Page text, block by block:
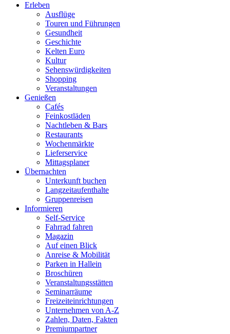
Erleben
Ausflüge
Touren und Führungen
Gesundheit
Geschichte
Kelten Euro
Kultur
Sehenswürdigkeiten
Shopping
Veranstaltungen
Genießen
Cafés
Feinkostläden
Nachtleben & Bars
Restaurants
Wochenmärkte
Lieferservice
Mittagsplaner
Übernachten
Unterkunft buchen
Langzeitaufenthalte
Gruppenreisen
Informieren
Self-Service
Fahrrad fahren
Magazin
Auf einen Blick
Anreise & Mobilität
Parken in Hallein
Broschüren
Veranstaltungsstätten
Seminarräume
Freizeiteinrichtungen
Unternehmen von A-Z
Zahlen, Daten, Fakten
Premiumpartner